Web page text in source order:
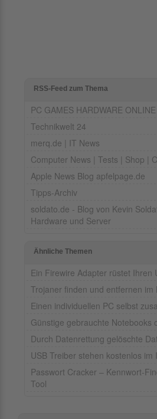
RSS-Feed zum Thema
PC GAMES HARDWARE ONLINE
Technikwelt 24
merq.de | IT News
Computer News | Tests | Shop |
Apple News Blog apfelpage.de
Tipps-Archiv
soldato.de - Blog von Kevin
Hardware und Server
Ähnliche Themen
Ein Firewire Adapter rüstet Ihren
Trojaner finden und entfernen im
Einen individuellen PC selbst
Günstige gebrauchte Notebooks
Durch Datenrettung gelöschte
USB Treiber stehen kostenlos
Passwort Cracker – Kennwort-
Tool